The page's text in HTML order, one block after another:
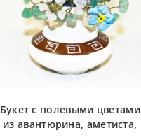
Букет с полевыми цветами
из авантюрина, аметиста,